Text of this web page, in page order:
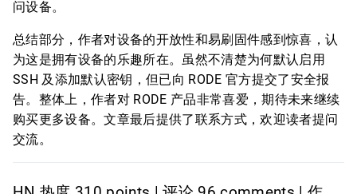
问设备。
总结部分，作者对设备的开放性和易刷固件感到惊喜，认
为这是拥有设备的乐趣所在。虽然不清楚为何默认启用
SSH 及添加默认密钥，但已向 RODE 官方提交了安全报
告。整体上，作者对 RODE 产品非常喜爱，期待未来继续
购买更多设备。文章最后提供了联系方式，欢迎读者提问
交流。